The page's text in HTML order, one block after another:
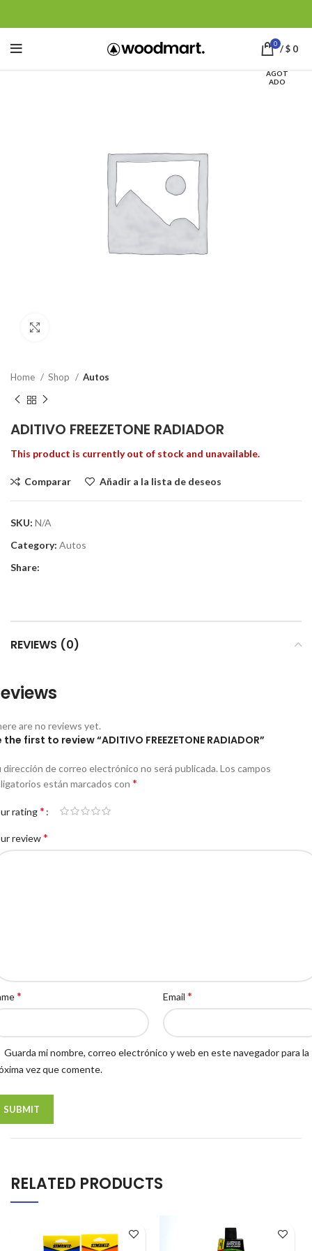
0 /$ 0
AGOT
ADO
Home Shop Autos
ADITIVO FREEZETONE RADIADOR
This product is currently out of stock and unavailable.
Comparar Añadir a la lista de deseos
SKU: N/A
Category: Autos
Share:
REVIEWS (0)
are no reviews yet.
the first to review “ADITIVO FREEZETONE RADIADOR”
dirección de correo electrónico no será publicada. Los campos
están marcados con *
rating*
review*
* Email *
Guarda mi nombre, correo electrónico y web en este navegador para la
vez que comente.
RELATED PRODUCTS